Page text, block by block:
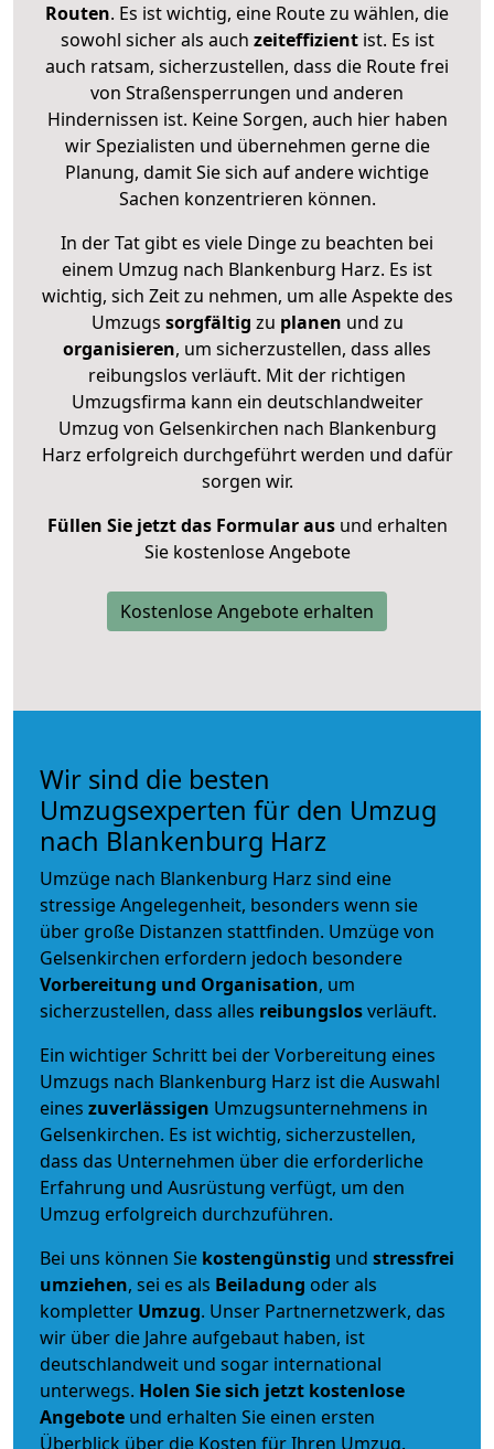
Routen. Es ist wichtig, eine Route zu wählen, die
sowohl sicher als auch zeiteffizientist. Es ist
auch ratsam, sicherzustellen, dass die Route frei
von Straßensperrungen und anderen
Hindernissen ist. Keine Sorgen, auch hier haben
wir Spezialisten und übernehmen gerne die
Planung, damit Sie sich auf andere wichtige
Sachen konzentrieren können.
In der Tat gibt es viele Dinge zu beachten bei
einem Umzug nach Blankenburg Harz. Es ist
wichtig, sich Zeit zu nehmen, um alle Aspekte des
Umzugs sorgfältig zu planen und zu
organisieren, um sicherzustellen, dass alles
reibungslos verläuft. Mit der richtigen
Umzugsfirma kann ein deutschlandweiter
Umzug von Gelsenkirchen nach Blankenburg
Harz erfolgreich durchgeführt werden und dafür
sorgen wir.
Füllen Sie jetzt das Formular ausund erhalten
Sie kostenlose Angebote
Kostenlose Angebote erhalten
Wir sind die besten
Umzugsexperten für den Umzug
nach Blankenburg Harz
Umzüge nach Blankenburg Harz sind eine
stressige Angelegenheit, besonders wenn sie
über große Distanzen stattfinden. Umzüge von
Gelsenkirchen erfordern jedoch besondere
Vorbereitung und Organisation, um
sicherzustellen, dass alles reibungslosverläuft.
Ein wichtiger Schritt bei der Vorbereitung eines
Umzugs nach Blankenburg Harz ist die Auswahl
eines zuverlässigen Umzugsunternehmens in
Gelsenkirchen. Es ist wichtig, sicherzustellen,
dass das Unternehmen über die erforderliche
Erfahrung und Ausrüstung verfügt, um den
Umzug erfolgreich durchzuführen.
Bei uns können Sie kostengünstig und stressfrei
umziehen, sei es als Beiladung oder als
kompletter Umzug. Unser Partnernetzwerk, das
wir über die Jahre aufgebaut haben, ist
deutschlandweit und sogar international
unterwegs. Holen Sie sich jetzt kostenlose
Angebote und erhalten Sie einen ersten
Überblick über die Kosten für Ihren Umzug.